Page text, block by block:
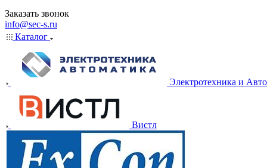
Заказать звонок
info@sec-s.ru
Каталог
Электротехника и
Вистл